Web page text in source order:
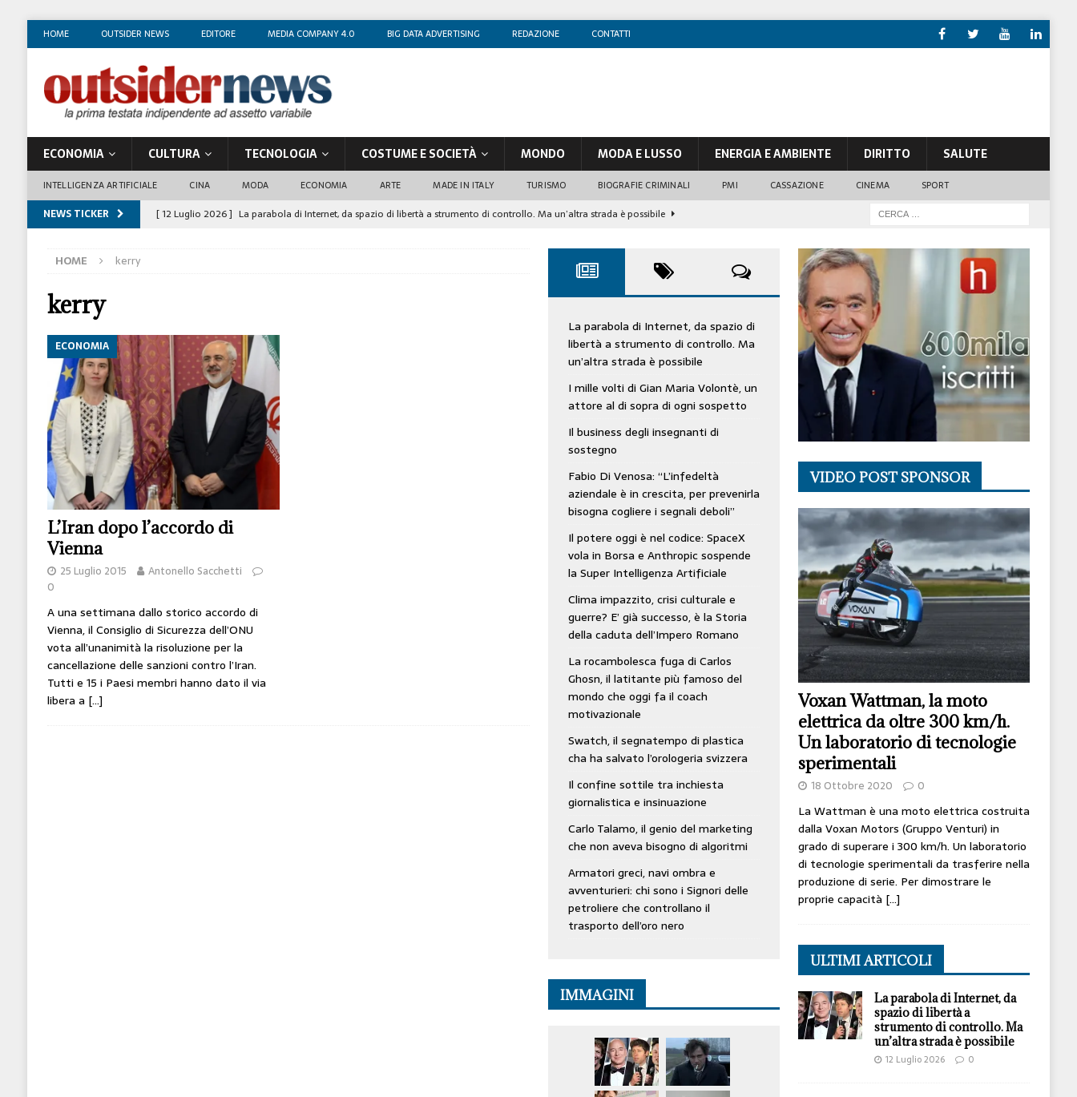
HOME OUTSIDER NEWS EDITORE MEDIA COMPANY 4.0 BIG DATA ADVERTISING REDAZIONE CONTATTI
ECONOMIA CULTURA TECNOLOGIA COSTUME E SOCIETÀ MONDO MODA E LUSSO ENERGIA E AMBIENTE DIRITTO SALUTE
INTELLIGENZA ARTIFICIALE CINA MODA ECONOMIA ARTE MADE IN ITALY TURISMO BIOGRAFIE CRIMINALI PMI CASSAZIONE CINEMA SPORT
NEWS TICKER [ 12 Luglio 2026 ] La parabola di Internet, da spazio di libertà a strumento di controllo. Ma un’altra strada è possibile
CINEMA
Fabio Di Venosa: “L’infedeltà aziendale è in crescita, per prevenirla bisogna cogliere i segnali deboli”
ECONOMIA
[ 14 Giugno 2026 ] Il potere oggi è nel codice: SpaceX vola in Borsa e Anthropic sospende la Super Intelligenza Artificiale
HI-TECH
[ 7 Febbraio 2020 ]
Nato con l’Austria-Ungheria e morto nell’era digitale. Il tempo si era dimenticato di Gillo Dorfles e lui
viveva nel futuro
ARTE
HOME kerry
kerry
ECONOMIA
L’Iran dopo l’accordo di
Vienna
25 Luglio 2015
Antonello Sacchetti
0
A una settimana dallo storico accordo di
Vienna, il Consiglio di Sicurezza dell’ONU
vota all’unanimità la risoluzione per la
cancellazione delle sanzioni contro l’Iran.
Tutti e 15 i Paesi membri hanno dato il via
libera a […]
La parabola di Internet, da spazio di
libertà a strumento di controllo. Ma
un’altra strada è possibile
I mille volti di Gian Maria Volontè, un
attore al di sopra di ogni sospetto
Il business degli insegnanti di
sostegno
Fabio Di Venosa: “L’infedeltà
aziendale è in crescita, per prevenirla
bisogna cogliere i segnali deboli”
Il potere oggi è nel codice: SpaceX
vola in Borsa e Anthropic sospende
la Super Intelligenza Artificiale
Clima impazzito, crisi culturale e
guerre? E’ già successo, è la Storia
della caduta dell’Impero Romano
La rocambolesca fuga di Carlos
Ghosn, il latitante più famoso del
mondo che oggi fa il coach
motivazionale
Swatch, il segnatempo di plastica
cha ha salvato l’orologeria svizzera
Il confine sottile tra inchiesta
giornalistica e insinuazione
Carlo Talamo, il genio del marketing
che non aveva bisogno di algoritmi
Armatori greci, navi ombra e
avventurieri: chi sono i Signori delle
petroliere che controllano il
trasporto dell’oro nero
IMMAGINI
VIDEO POST SPONSOR
Voxan Wattman, la moto
elettrica da oltre 300 km/h.
Un laboratorio di tecnologie
sperimentali
18 Ottobre 2020 0
La Wattman è una moto elettrica costruita
dalla Voxan Motors (Gruppo Venturi) in
grado di superare i 300 km/h. Un laboratorio
di tecnologie sperimentali da trasferire nella
produzione di serie. Per dimostrare le
proprie capacità […]
ULTIMI ARTICOLI
La parabola di Internet, da
spazio di libertà a
strumento di controllo. Ma
un’altra strada è possibile
12 Luglio 2026 0